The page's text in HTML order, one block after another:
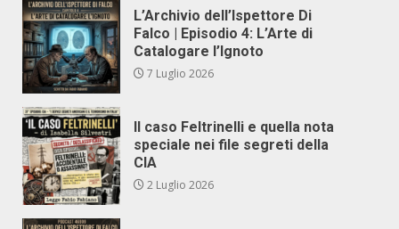
L’Archivio dell’Ispettore Di
Falco | Episodio 4: L’Arte di
Catalogare l’Ignoto
7 Luglio 2026
Il caso Feltrinelli e quella nota
speciale nei file segreti della
CIA
2 Luglio 2026